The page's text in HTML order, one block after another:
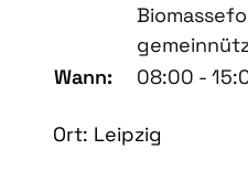
Wann:
08:00 -
Ort: Leipzig